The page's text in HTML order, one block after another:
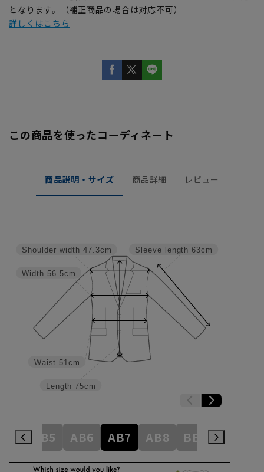
となります。（補正商品の場合は対応不可）
詳しくはこちら
この商品を使ったコーディネート
商品説明・サイズ 商品詳細 レビュー
Sleeve length 63cm
Length 75cm
Waist 51cm
Width 56.5cm
Shoulder width 47.3cm
AB5 AB6 AB7 AB8 BE3 BE4